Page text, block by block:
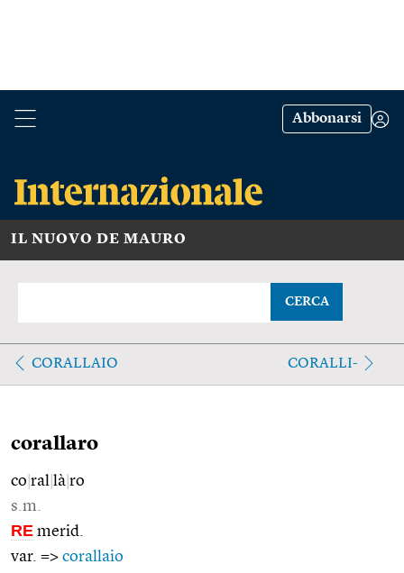
Abbonarsi
IL NUOVO DE MAURO
CERCA
CORALLAIO CORALLI-
corallaro
co ral là ro
s.m.
RE merid.
var. => corallaio